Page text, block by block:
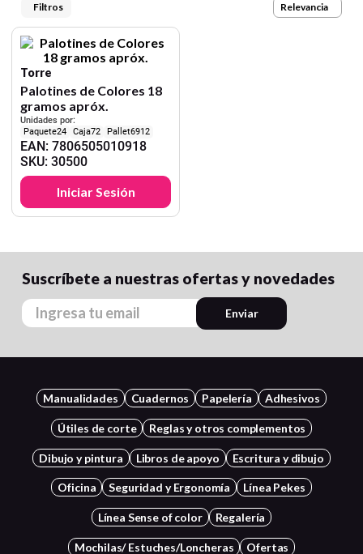
Relevancia
Torre
Palotines de Colores 18
gramos apróx.
Unidades por:
24
72 6912
EAN:7806505010918
SKU:30500
Iniciar Sesión
Suscríbete a nuestras ofertas y novedades
Enviar
Manualidades Cuadernos Papelería Adhesivos
Útiles de corte Reglas y otros complementos
Dibujo y pintura Libros de apoyo Escritura y dibujo
Oficina Seguridad y Ergonomía Línea Pekes
Línea Sense of color Regalería
Mochilas/ Estuches/Loncheras Ofertas
10. lapiz